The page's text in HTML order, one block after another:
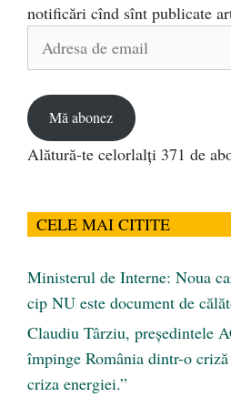
notificări cînd sînt publicate
Mă abonez
Alătură-te celorlalți 371 de
CELE MAI CITITE
Ministerul de Interne: Noua
cip NU este document de
Claudiu Târziu, președintele
împinge România dintr-o
criza energiei.”